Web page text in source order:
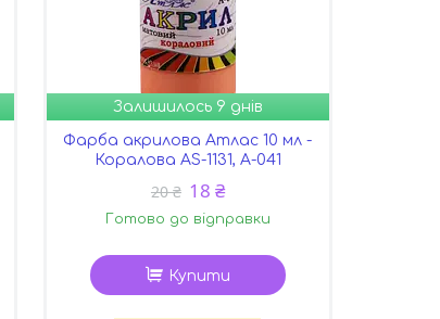
Залишилось 9 днів
Фарба акрилова Атлас 10 мл -
Коралова AS-1131, А-041
20 ₴ 18 ₴
Готово до відправки
Купити